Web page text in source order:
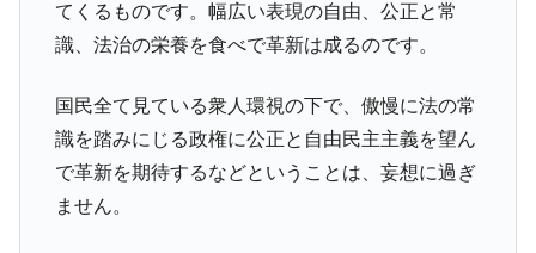
てくるものです。幅広い表現の自由、公正と常
識、法治の栄養を食べで革新は成るのです。
国民全て見ている衆人環視の下で、傲慢に法の常
識を踏みにじる政権に公正と自由民主主義を望ん
で革新を期待するなどということは、妄想に過ぎ
ません。